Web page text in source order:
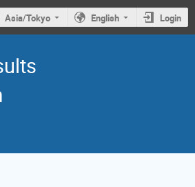
Asia/Tokyo English Login